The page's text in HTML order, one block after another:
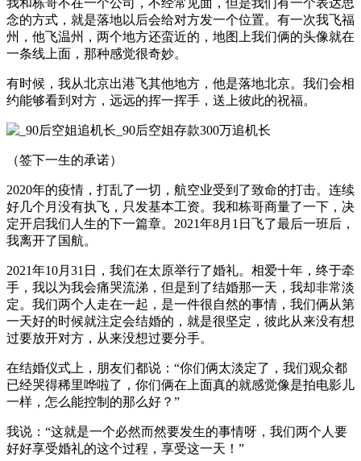
念的方式，就是落地以后会给对方发一个位置。有一次我飞福
州，他飞温州，两个地方还蛮近的，地图上我们俩的头像就在
一条线上面，那种感觉很奇妙。
有时候，我从北京出港飞其他地方，他是落地北京。我们会相
约能够看到对方，远远的挥一挥手，送上彼此的祝福。
（签下一生的承诺）
2020年的疫情，打乱了一切，航空业受到了致命的打击。连续
好几个月没有执飞，只发基本工资。我和栋哥商量了一下，决
定开启我们人生的下一篇章。2021年8月1日飞了最后一班后，
我离开了国航。
2021年10月31日，我们在太原举行了婚礼。相爱十年，终于牵
手，我以为我会痛哭流涕，但是到了结婚那一天，我却非常淡
定。我们两个人走在一起，是一件很自然的事情，我们俩从第
一天好的时候就注定会结婚的，就是很坚定，彼此从来没有想
过要放开对方，从来没想过要分手。
在结婚仪式上，朋友们都说：“你们俩太淡定了，我们观众都
已经哭得稀里哗啦了，你们俩在上面真的就感觉像是拍电影儿
一样，怎么能控制的那么好？”
我说：“这就是一个必然而然要发生的事情呀，我们两个人要
好好享受婚礼的这个过程，享受这一天！”